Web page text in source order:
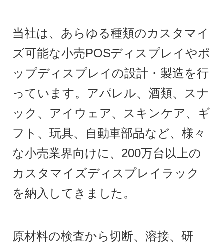
当社は、あらゆる種類のカスタマイ
ズ可能な小売POSディスプレイやポ
ップディスプレイの設計・製造を行
っています。アパレル、酒類、スナ
ック、アイウェア、スキンケア、ギ
フト、玩具、自動車部品など、様々
な小売業界向けに、200万台以上の
カスタマイズディスプレイラック
を納入してきました。
原材料の検査から切断、溶接、研